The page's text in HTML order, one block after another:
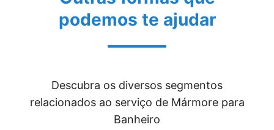
podemos te ajudar
Descubra os diversos segmentos
relacionados ao serviço de Mármore para
Banheiro